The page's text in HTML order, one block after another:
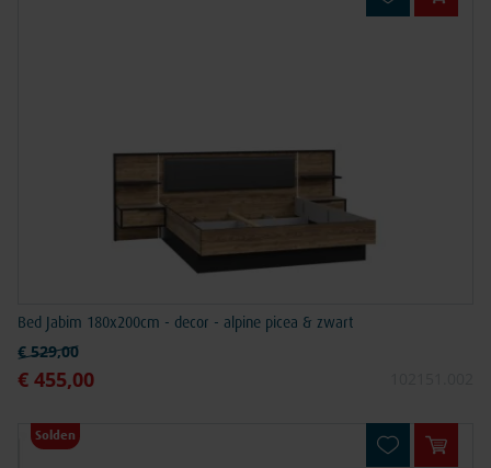
In
Bed Jabim 180x200cm - decor - alpine picea & zwart
Speciale prijs
€ 455,00
Normale prijs
€ 529,00
Solden
In